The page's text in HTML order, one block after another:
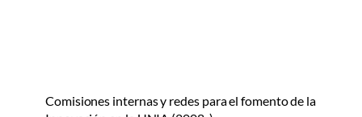
Comisiones internas y redes para el fomento de la